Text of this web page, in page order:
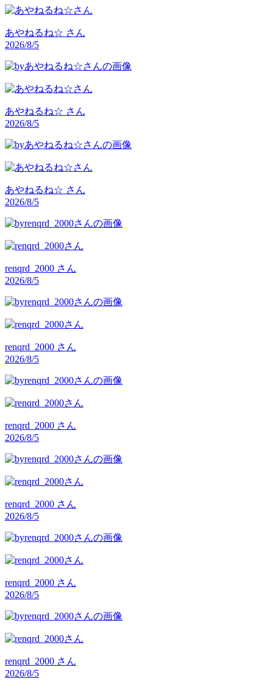
あやねるね☆ さん
2026/8/5
あやねるね☆ さん
2026/8/5
あやねるね☆ さん
2026/8/5
renqrd_2000 さん
2026/8/5
renqrd_2000 さん
2026/8/5
renqrd_2000 さん
2026/8/5
renqrd_2000 さん
2026/8/5
renqrd_2000 さん
2026/8/5
renqrd_2000 さん
2026/8/5